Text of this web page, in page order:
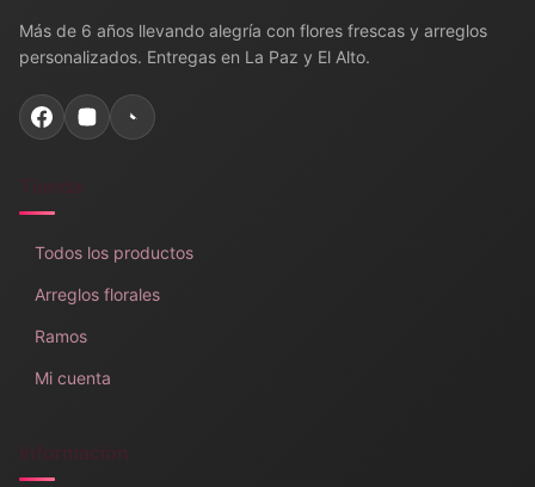
Más de 6 años llevando alegría con flores frescas y arreglos
personalizados. Entregas en La Paz y El Alto.
Todos los productos
Arreglos florales
Ramos
Mi cuenta
Información